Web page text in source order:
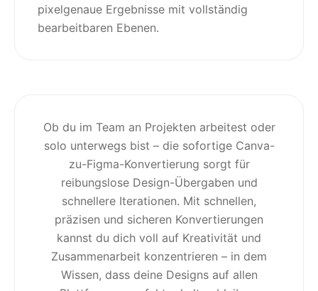
pixelgenaue Ergebnisse mit vollständig
bearbeitbaren Ebenen.
Ob du im Team an Projekten arbeitest oder
solo unterwegs bist – die sofortige Canva-
zu-Figma-Konvertierung sorgt für
reibungslose Design-Übergaben und
schnellere Iterationen. Mit schnellen,
präzisen und sicheren Konvertierungen
kannst du dich voll auf Kreativität und
Zusammenarbeit konzentrieren – in dem
Wissen, dass deine Designs auf allen